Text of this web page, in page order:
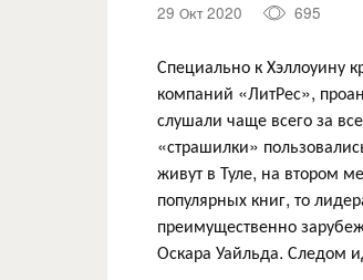
29 Окт 2020 695
Специально к Хэллоуину
компаний «ЛитРес»,
слушали чаще всего за
«страшилки»
живут в Туле, на втором
популярных книг, то
преимущественно
Оскара Уайльда. Следом